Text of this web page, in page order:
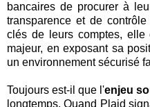
bancaires de procurer à
transparence et de
clés de leurs comptes,
majeur, en exposant sa
un environnement sécurisé
Toujours est-il que l'enjeu
longtemps. Quand Plaid